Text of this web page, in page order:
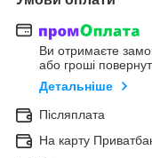
Ви отримаєте
або гроші
Детальніше
Післяплата
На карту